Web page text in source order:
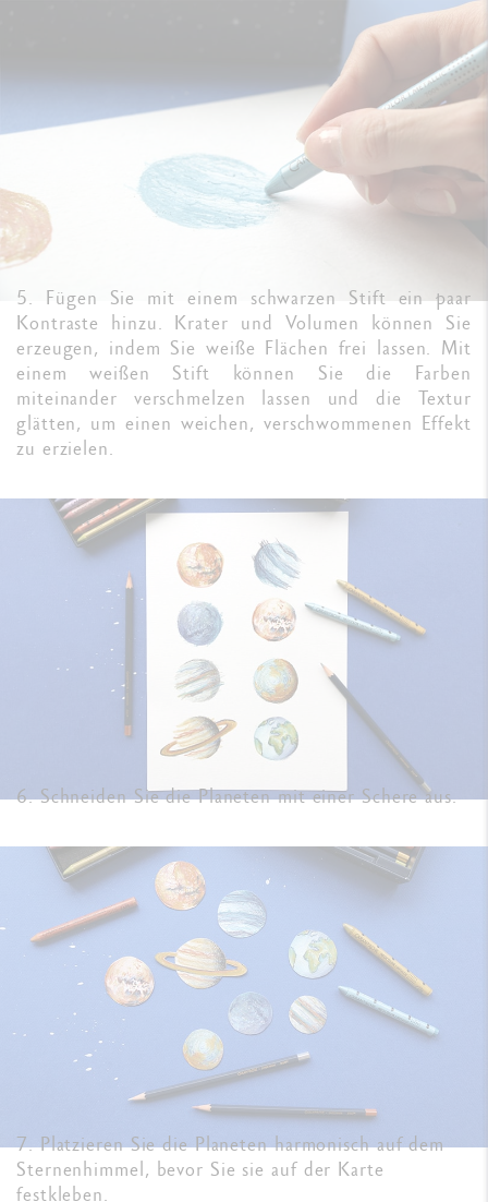
5. Fügen Sie mit einem schwarzen Stift ein paar
Kontraste hinzu. Krater und Volumen können Sie
erzeugen, indem Sie weiße Flächen frei lassen. Mit
einem weißen Stift können Sie die Farben
miteinander verschmelzen lassen und die Textur
glätten, um einen weichen, verschwommenen Effekt
zu erzielen.
6. Schneiden Sie die Planeten mit einer Schere aus.
7. Platzieren Sie die Planeten harmonisch auf dem
Sternenhimmel, bevor Sie sie auf der Karte
festkleben.